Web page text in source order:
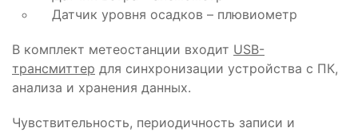
Датчик уровня осадков – плювиометр
В комплект метеостанции входит USB-
трансмиттер для синхронизации устройства с ПК,
анализа и хранения данных.
Чувствительность, периодичность записи и